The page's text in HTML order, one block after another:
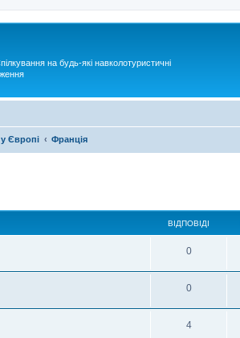
на будь-які навколотуристичні
Європі Франція
ВІДПОВІДІ
0
0
4